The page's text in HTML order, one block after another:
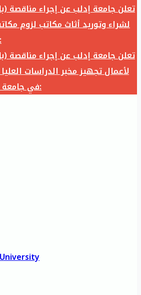
تعلن جامعة إدلب عن إجراء مناقصة
لشراء وتوريد أثاث مكاتب لزوم
إدلب وفق الآتي:
تعلن جامعة إدلب عن إجراء مناقصة
لأعمال تجهيز مخبر الدراسات
في جامعة ادلب وفق الآتي: